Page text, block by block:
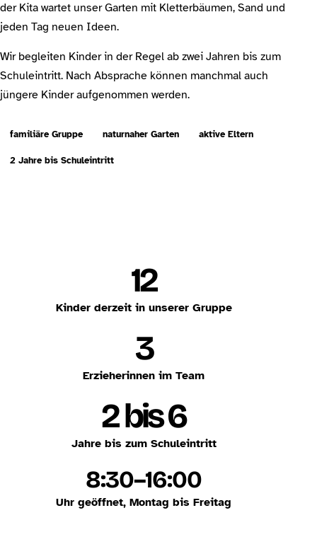
der Kita wartet unser Garten mit Kletterbäumen, Sand und
jeden Tag neuen Ideen.
Wir begleiten Kinder in der Regel ab zwei Jahren bis zum
Schuleintritt. Nach Absprache können manchmal auch
jüngere Kinder aufgenommen werden.
familiäre Gruppe naturnaher Garten aktive Eltern
2 Jahre bis Schuleintritt
12
Kinder derzeit in unserer Gruppe
3
Erzieherinnen im Team
2 bis 6
Jahre bis zum Schuleintritt
8:30–16:00
Uhr geöffnet, Montag bis Freitag